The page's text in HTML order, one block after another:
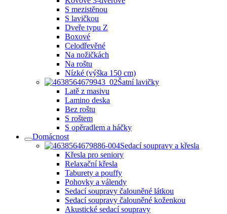
S mezistěnou
S lavičkou
Dveře typu Z
Boxové
Celodřevěné
Na nožičkách
Na roštu
Nízké (výška 150 cm)
Šatní lavičky
Latě z masivu
Lamino deska
Bez roštu
S roštem
S opěradlem a háčky
Domácnost
Sedací soupravy a křesla
Křesla pro seniory
Relaxační křesla
Taburety a pouffy
Pohovky a válendy
Sedací soupravy čalouněné látkou
Sedací soupravy čalouněné koženkou
Akustické sedací soupravy